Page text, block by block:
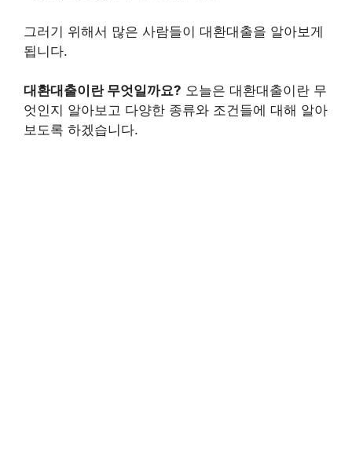
그러기 위해서 많은 사람들이 대환대출을 알아보게
됩니다.
대환대출이란 무엇일까요? 오늘은 대환대출이란 무
엇인지 알아보고 다양한 종류와 조건들에 대해 알아
보도록 하겠습니다.